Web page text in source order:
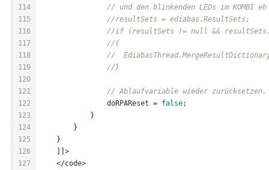
114
115
116
117
118
119
120
121
122
123
124
125
126
127
// und den blinkenden LEDs im KOMBI
//resultSets = ediabas.ResultSets;
//if (resultSets != null &&
//{
//
//}
// Ablaufvariable wieder
                doRPAReset =
false;
            }
        }
    }
    ]]>
    </code>